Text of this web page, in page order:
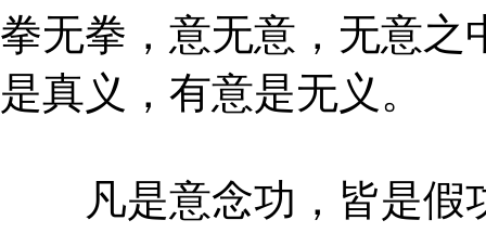
拳无拳，意无意，无意之
是真义，有意是无义。
凡是意念功，皆是假